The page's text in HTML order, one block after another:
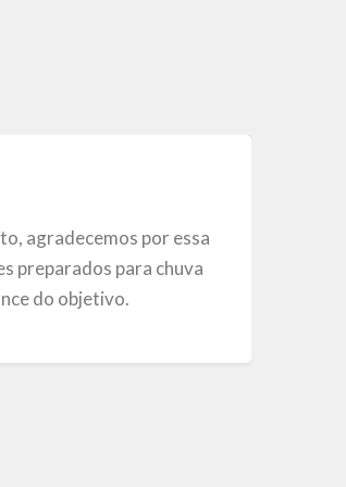
agradecemos por essa
preparados para chuva
do objetivo.